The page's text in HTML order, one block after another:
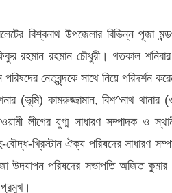
বিশ্বনাথ উপজেলার বিভিন্ন পূজা
রহমান রহমান চৌধুরী। গতকাল
নেতৃবৃন্দকে সাথে নিয়ে পরিদর্শন
(ভূমি) কামরুজ্জামান, বিশ^নাথ
লীগের যুগ্ম সাধারণ সম্পাদক ও
খ্রিস্টান ঐক্য পরিষদের সাধারণ
উদযাপন পরিষদের সভাপতি অজিত
প্রমুখ।